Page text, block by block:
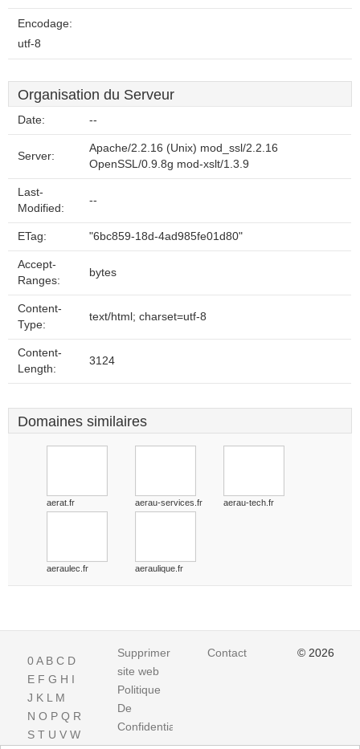
Encodage:
utf-8
Organisation du Serveur
Date: --
Server:
Apache/2.2.16 (Unix) mod_ssl/2.2.16
OpenSSL/0.9.8g mod-xslt/1.3.9
Last-
Modified:
--
ETag: "6bc859-18d-4ad985fe01d80"
Accept-
Ranges:
bytes
Content-
Type:
text/html; charset=utf-8
Content-
Length:
3124
Domaines similaires
aerat.fr aerau-services.fr aerau-tech.fr
aeraulec.fr aeraulique.fr
0A B C D
E F G H I
J K L M
N O P Q R
S T U V W
Supprimer
site web
Politique
De
Confidentialite
Contact © 2026